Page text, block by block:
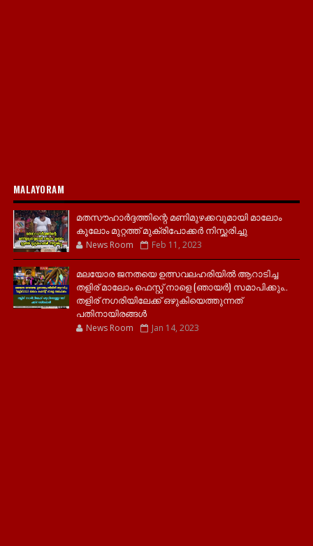
MALAYORAM
മതസൗഹാർദ്ദത്തിന്റെ മണിമുഴക്കവുമായി മാലോം
കൂലോം മുറ്റത്ത് മുക്രിപോക്കർ നിസ്ക്കരിച്ചു
News Room Feb 11, 2023
മലയോര ജനതയെ ഉത്സവലഹരിയിൽ ആറാടിച്ച
തളിര് മാലോം ഫെസ്റ്റ് നാളെ (ഞായർ) സമാപിക്കും..
തളിര് നഗരിയിലേക്ക് ഒഴുകിയെത്തുന്നത്
പതിനായിരങ്ങൾ
News Room Jan 14, 2023